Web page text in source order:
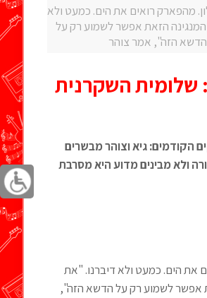
מהפארק רואים את הים. כמעט ולא
המנגינה הזאת אפשר לשמוע רק על
הדשא הזה", אמר צוהר
הקודמים: גיא וצוהר מבשרים
ולא מבינים מדוע היא מסרבת
את הים. כמעט ולא דיברנו. "את
אפשר לשמוע רק על הדשא הזה",